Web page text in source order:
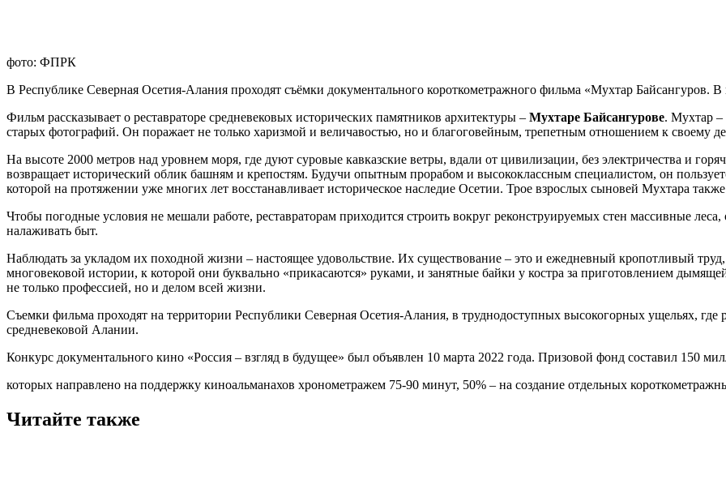
фото: ФПРК
В Республике Северная Осетия-Алания проходят съёмки документального короткометражного фильма «Мухтар Байсангуров. В
Фильм рассказывает о реставраторе средневековых исторических памятников архитектуры – Мухтаре Байсангурове. Мухтар –
старых фотографий. Он поражает не только харизмой и величавостью, но и благоговейным, трепетным отношением к своему
На высоте 2000 метров над уровнем моря, где дуют суровые кавказские ветры, вдали от цивилизации, без электричества и
возвращает исторический облик башням и крепостям. Будучи опытным прорабом и высококлассным специалистом, он
которой на протяжении уже многих лет восстанавливает историческое наследие Осетии. Трое взрослых сыновей Мухтара
Чтобы погодные условия не мешали работе, реставраторам приходится строить вокруг реконструируемых стен массивные
налаживать быт.
Наблюдать за укладом их походной жизни – настоящее удовольствие. Их существование – это и ежедневный кропотливый
многовековой истории, к которой они буквально «прикасаются» руками, и занятные байки у костра за приготовлением
не только профессией, но и делом всей жизни.
Съемки фильма проходят на территории Республики Северная Осетия-Алания, в труднодоступных высокогорных ущельях, где
средневековой Алании.
Конкурс документального кино «Россия – взгляд в будущее» был объявлен 10 марта 2022 года. Призовой фонд составил 150
которых направлено на поддержку киноальманахов хронометражем 75-90 минут, 50% – на создание отдельных
Читайте также